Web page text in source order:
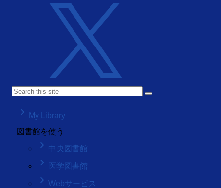
keyboard_arrow_right
My Library
図書館を使う
keyboard_arrow_right 中央図書館
keyboard_arrow_right 医学図書館
keyboard_arrow_right Webサービス